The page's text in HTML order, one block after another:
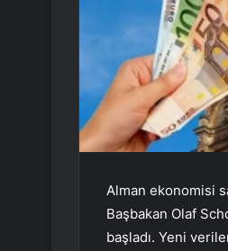
Alman ekonomisi
Başbakan Olaf
başladı. Yeni